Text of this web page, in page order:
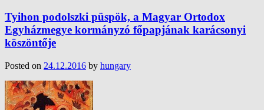
Tyihon podolszki püspök, a Magyar Ortodox
Egyházmegye kormányzó főpapjának karácsonyi
köszöntője
Posted on 24.12.2016 by hungary